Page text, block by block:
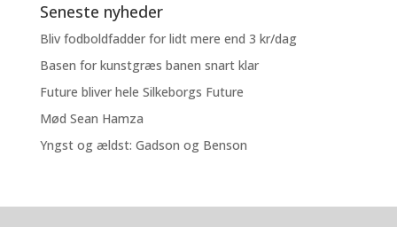
Seneste nyheder
Bliv fodboldfadder for lidt mere end 3 kr/dag
Basen for kunstgræs banen snart klar
Future bliver hele Silkeborgs Future
Mød Sean Hamza
Yngst og ældst: Gadson og Benson